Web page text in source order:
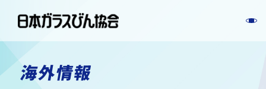
海外情報